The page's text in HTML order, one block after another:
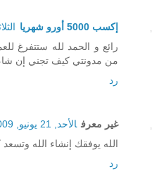
إكسب 5000 أورو شهريا
الثلاثاء, 16
رائع و الحمد لله ستتفرغ
من مدونتي كيف تجني إن شاء الله 5000
رد
غير معرف الأحد, 21 يونيو, 2009
الله يوفقك إنشاء الله
رد